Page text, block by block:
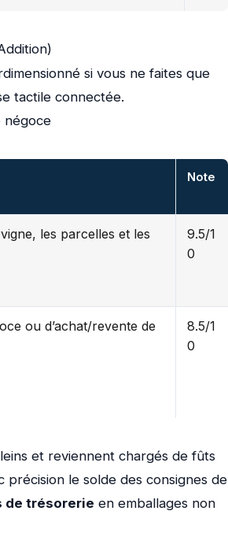
si vous ne faites que
tactile connectée.
négoce
Note
les parcelles et les
9.5/1
0
ou d’achat/revente de
8.5/1
0
et reviennent chargés de fûts
précision le solde des consignes de
de trésorerie en emballages non